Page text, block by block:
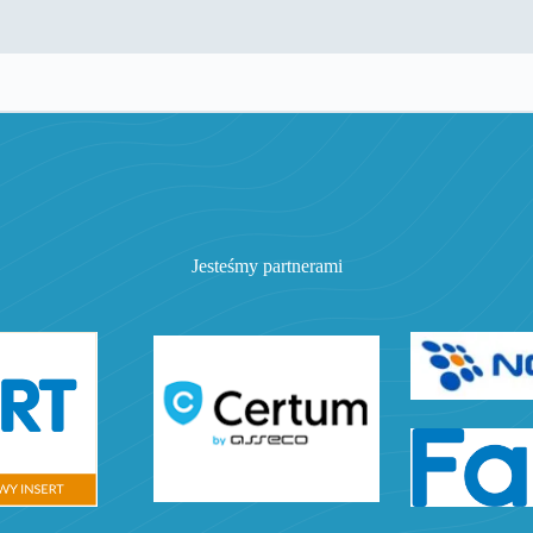
Jesteśmy partnerami